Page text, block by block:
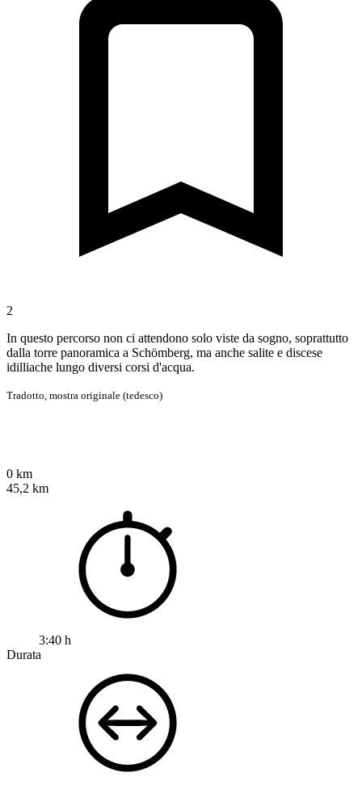
2
In questo percorso non ci attendono solo viste da sogno, soprattutto
dalla torre panoramica a Schömberg, ma anche salite e discese
idilliache lungo diversi corsi d'acqua.
Tradotto, mostra originale (tedesco)
0 km
45,2 km
3:40 h
Durata